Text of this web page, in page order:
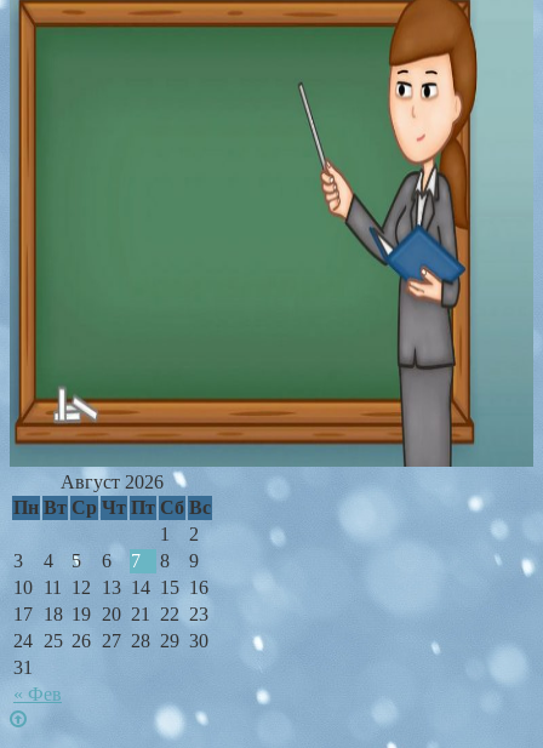
Август 2026
Пн Вт Ср Чт Пт Сб Вс
« Фев
1
2
3
4 5 6 7 8
9
10 11 12 13 14 15 16
17 18 19 20 21 22 23
24 25 26 27 28 29 30
31